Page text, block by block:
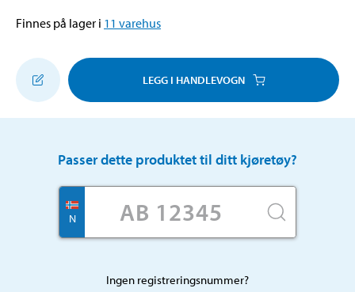
Finnes på lager i 11 varehus
LEGG I HANDLEVOGN
Passer dette produktet til ditt kjøretøy?
N
Ingen registreringsnummer?